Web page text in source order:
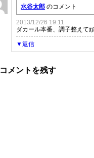
水谷太郎 のコメント
2013/12/26 19:11
ダカール本番、調子整えて
返信
コメントを残す